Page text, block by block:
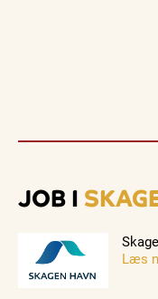
JOB I
Læs